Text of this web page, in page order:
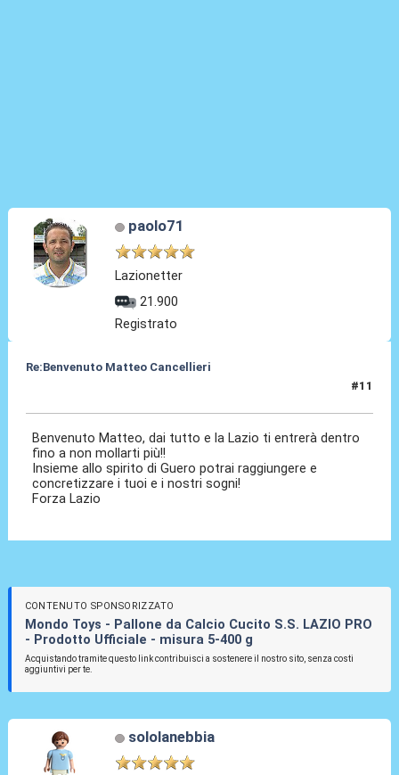
paolo71
Lazionetter
21.900
Registrato
Re:Benvenuto Matteo Cancellieri
#11
Benvenuto Matteo, dai tutto e la Lazio ti entrerà dentro
fino a non mollarti più!!
Insieme allo spirito di Guero potrai raggiungere e
concretizzare i tuoi e i nostri sogni!
Forza Lazio
CONTENUTO SPONSORIZZATO
Mondo Toys - Pallone da Calcio Cucito S.S. LAZIO PRO
- Prodotto Ufficiale - misura 5-400 g
Acquistando tramite questo link contribuisci a sostenere il nostro sito, senza costi
aggiuntivi per te.
sololanebbia